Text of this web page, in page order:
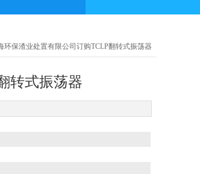
环保渣业处置有限公司订购TCLP翻转式振荡器
转式振荡器